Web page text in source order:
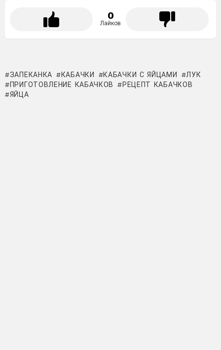
0
Лайков
ЗАПЕКАНКА КАБАЧКИ КАБАЧКИ С ЯЙЦАМИ
ЛУК
ПРИГОТОВЛЕНИЕ КАБАЧКОВ
РЕЦЕПТ КАБАЧКОВ
ЯЙЦА